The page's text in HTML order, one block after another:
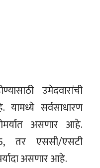
उमेदवारांची
यामध्ये सर्वसाधारण
असणार आहे.
तर एससी/एसटी
असणार आहे.